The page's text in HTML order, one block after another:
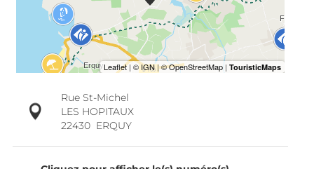
Rue St-Michel
LES HOPITAUX
22430 ERQUY